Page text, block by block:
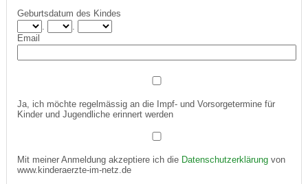
Geburtsdatum des Kindes
Email
Ja, ich möchte regelmässig an die Impf- und Vorsorgetermine für
Kinder und Jugendliche erinnert werden
Mit meiner Anmeldung akzeptiere ich die Datenschutzerklärungvon
www.kinderaerzte-im-netz.de